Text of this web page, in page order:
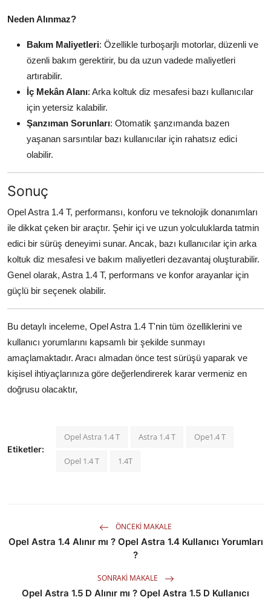
Neden Alınmaz?
Bakım Maliyetleri: Özellikle turboşarjlı motorlar, düzenli ve
özenli bakım gerektirir, bu da uzun vadede maliyetleri
artırabilir.
İç Mekân Alanı: Arka koltuk diz mesafesi bazı kullanıcılar
için yetersiz kalabilir.
Şanzıman Sorunları: Otomatik şanzımanda bazen
yaşanan sarsıntılar bazı kullanıcılar için rahatsız edici
olabilir.
Sonuç
Opel Astra 1.4 T, performansı, konforu ve teknolojik donanımları
ile dikkat çeken bir araçtır. Şehir içi ve uzun yolculuklarda tatmin
edici bir sürüş deneyimi sunar. Ancak, bazı kullanıcılar için arka
koltuk diz mesafesi ve bakım maliyetleri dezavantaj oluşturabilir.
Genel olarak, Astra 1.4 T, performans ve konfor arayanlar için
güçlü bir seçenek olabilir.
Bu detaylı inceleme, Opel Astra 1.4 T'nin tüm özelliklerini ve
kullanıcı yorumlarını kapsamlı bir şekilde sunmayı
amaçlamaktadır. Aracı almadan önce test sürüşü yaparak ve
kişisel ihtiyaçlarınıza göre değerlendirerek karar vermeniz en
doğrusu olacaktır,
Etiketler:
Opel Astra 1.4 T Astra 1.4 T Ope1.4 T
Opel 1.4 T 1.4T
ÖNCEKI MAKALE
Opel Astra 1.4 Alınır mı ? Opel Astra 1.4 Kullanıcı Yorumları
?
SONRAKI MAKALE
Opel Astra 1.5 D Alınır mı ? Opel Astra 1.5 D Kullanıcı